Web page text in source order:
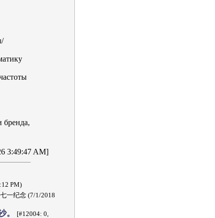
бренда,
3:49:47 AM]
PM)
一纪念 (7/1/2018
。
[#12004: 0,